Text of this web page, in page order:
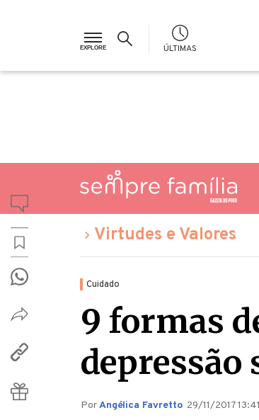
ÚLTIMAS
Virtudes e Valores
Cuidado
9 formas
depressão
Por Angélica Favretto 29/11/2017 13:41